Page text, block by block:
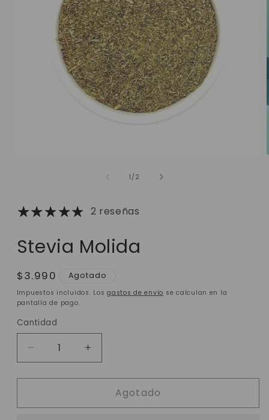
1 /de
2
2 reseñas
Stevia Molida
Precio
habitual
$3.990 Agotado
Impuestos incluidos. Losgastos de envío se calculan en la
pantalla de pago.
Cantidad
Reducir
cantidad
para
Molida
Aumentar
cantidad
para
Stevia
Molida
Agotado